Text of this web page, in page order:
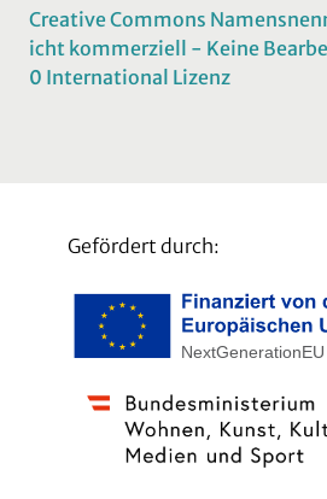
Creative Commons
icht kommerziell - Keine
0 International Lizenz
Gefördert durch: